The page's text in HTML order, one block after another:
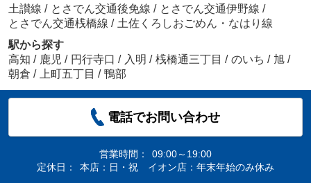
土讃線 / とさでん交通後免線 / とさでん交通伊野線 /
とさでん交通桟橋線 / 土佐くろしおごめん・なはり線
駅から探す
高知 / 鹿児 / 円行寺口 / 入明 / 桟橋通三丁目 / のいち / 旭 /
朝倉 / 上町五丁目 / 鴨部
電話でお問い合わせ
営業時間：
09:00～19:00
定休日：
本店：日・祝 イオン店：年末年始のみ休み